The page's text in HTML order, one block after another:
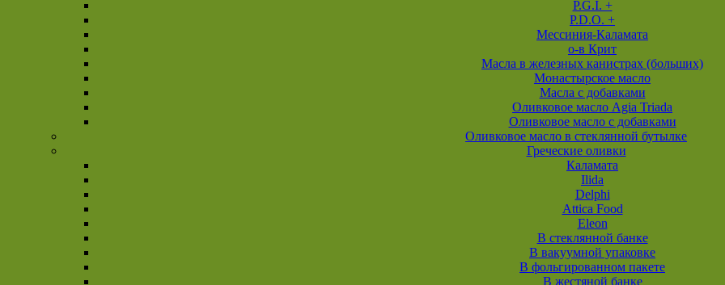
P.G.I. +
P.D.O. +
Мессиния-Каламата
о-в Крит
Масла в железных канистрах (больших)
Монастырское масло
Масла с добавками
Оливковое масло Agia Triada
Оливковое масло с добавками
Оливковое масло в стеклянной бутылке
Греческие оливки
Каламата
Ilida
Delphi
Attica Food
Eleon
В стеклянной банке
В вакуумной упаковке
В фольгированном пакете
В жестяной банке